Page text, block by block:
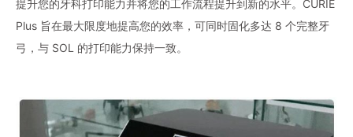
提升您的牙科打印能力并将您的工作流程提升到新的水平。CURIE
Plus 旨在最大限度地提高您的效率，可同时固化多达 8 个完整牙
弓，与 SOL 的打印能力保持一致。